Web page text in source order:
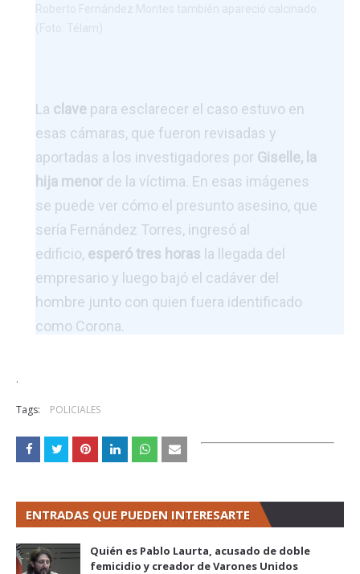
La clave para esclarecer el caso estuvo en
esas cámaras, que fueron revisadas y
aportadas a los investigadores por Giselle, la
hija menor de la víctima. En esas imágenes
se puede ver cómo el presunto asesino, que
sería Fernández Torres, ingresó al
edificio, esperó tres horas la llegada del
empresario y luego bajó el cadáver del
hombre junto con quien fuera identificado
como Corona.
.
Tags: POLICIALES
ENTRADAS QUE PUEDEN INTERESARTE
Quién es Pablo Laurta, acusado de doble
femicidio y creador de Varones Unidos